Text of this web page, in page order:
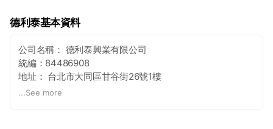
德利泰基本資料
公司名稱： 德利泰興業有限公司
統編：84486908
地址： 台北市大同區甘谷街26號1樓
電話：02-2558-4433
...See more